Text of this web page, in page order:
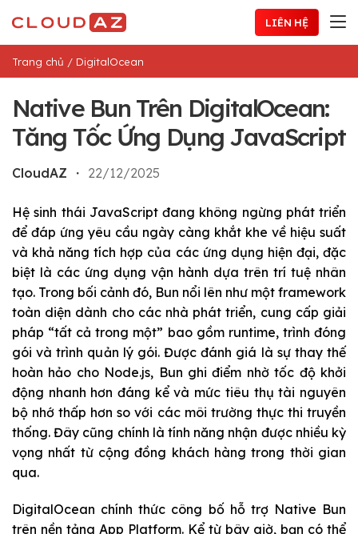
đến
nội
dung
LIÊN HỆ
Trang chủ / DigitalOcean
Native Bun Trên DigitalOcean:
Tăng Tốc Ứng Dụng JavaScript
CloudAZ ・ 22/12/2025
Hệ sinh thái JavaScript đang không ngừng phát triển
để đáp ứng yêu cầu ngày càng khắt khe về hiệu suất
và khả năng tích hợp của các ứng dụng hiện đại, đặc
biệt là các ứng dụng vận hành dựa trên trí tuệ nhân
tạo. Trong bối cảnh đó, Bun nổi lên như một framework
toàn diện dành cho các nhà phát triển, cung cấp giải
pháp “tất cả trong một” bao gồm runtime, trình đóng
gói và trình quản lý gói. Được đánh giá là sự thay thế
hoàn hảo cho Node.js, Bun ghi điểm nhờ tốc độ khởi
động nhanh hơn đáng kể và mức tiêu thụ tài nguyên
bộ nhớ thấp hơn so với các môi trường thực thi truyền
thống. Đây cũng chính là tính năng nhận được nhiều kỳ
vọng nhất từ cộng đồng khách hàng trong thời gian
qua.
DigitalOcean chính thức công bố hỗ trợ Native Bun
trên nền tảng App Platform. Kể từ bây giờ, bạn có thể